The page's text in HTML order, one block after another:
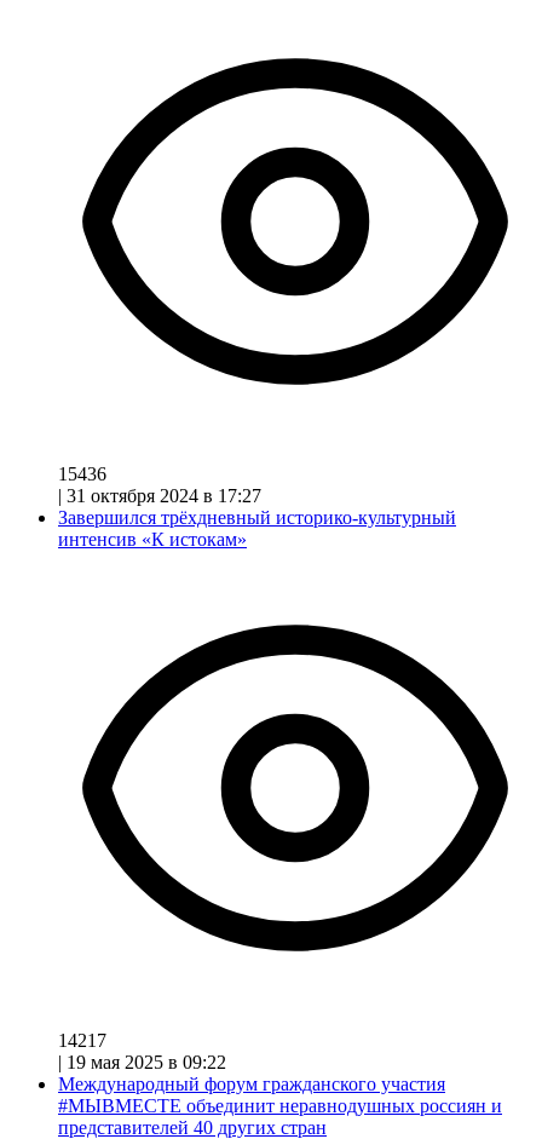
15436
| 31 октября 2024 в 17:27
Завершился трёхдневный историко-культурный
интенсив «К истокам»
14217
| 19 мая 2025 в 09:22
Международный форум гражданского участия
#МЫВМЕСТЕ объединит неравнодушных россиян и
представителей 40 других стран